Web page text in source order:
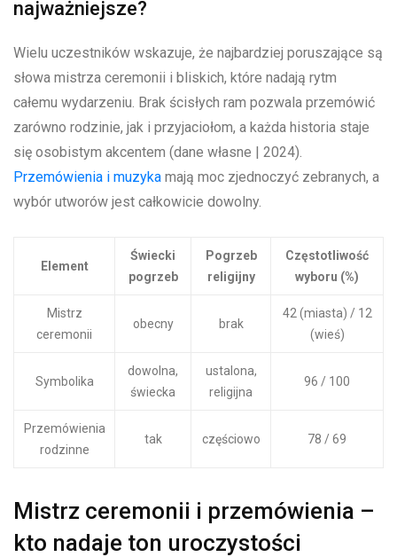
najważniejsze?
Wielu uczestników wskazuje, że najbardziej poruszające są
słowa mistrza ceremonii i bliskich, które nadają rytm
całemu wydarzeniu. Brak ścisłych ram pozwala przemówić
zarówno rodzinie, jak i przyjaciołom, a każda historia staje
się osobistym akcentem (dane własne | 2024).
Przemówienia i muzyka mają moc zjednoczyć zebranych, a
wybór utworów jest całkowicie dowolny.
Element
Świecki
pogrzeb
Pogrzeb
religijny
Częstotliwość
wyboru (%)
Mistrz
ceremonii
obecny brak
42 (miasta) / 12
(wieś)
Symbolika
dowolna,
świecka
ustalona,
religijna
96 / 100
Przemówienia
rodzinne
tak częściowo 78 / 69
Mistrz ceremonii i przemówienia –
kto nadaje ton uroczystości